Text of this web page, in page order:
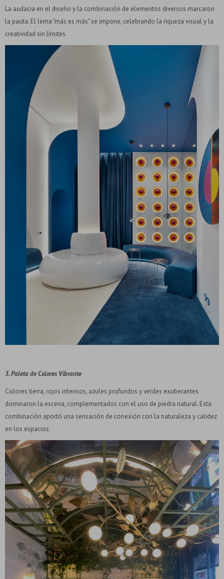
La audacia en el diseño y la combinación de elementos diversos marcaron
la pauta. El lema "más es más" se impone, celebrando la riqueza visual y la
creatividad sin límites.
3. Paleta de Colores Vibrante
Colores tierra, rojos intensos, azules profundos y verdes exuberantes
dominaron la escena, complementados con el uso de piedra natural. Esta
combinación aportó una sensación de conexión con la naturaleza y calidez
en los espacios.